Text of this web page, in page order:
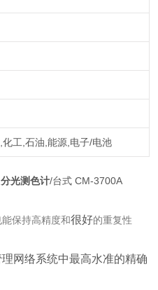
工,石油,能源,电子/电池
光测色计/台式 CM-3700A
保持高精度和很好的重复性
网络系统中最高水准的精确